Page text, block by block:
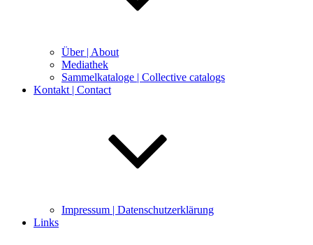
Über | About
Mediathek
Sammelkataloge | Collective catalogs
Kontakt | Contact
Impressum | Datenschutzerklärung
Links